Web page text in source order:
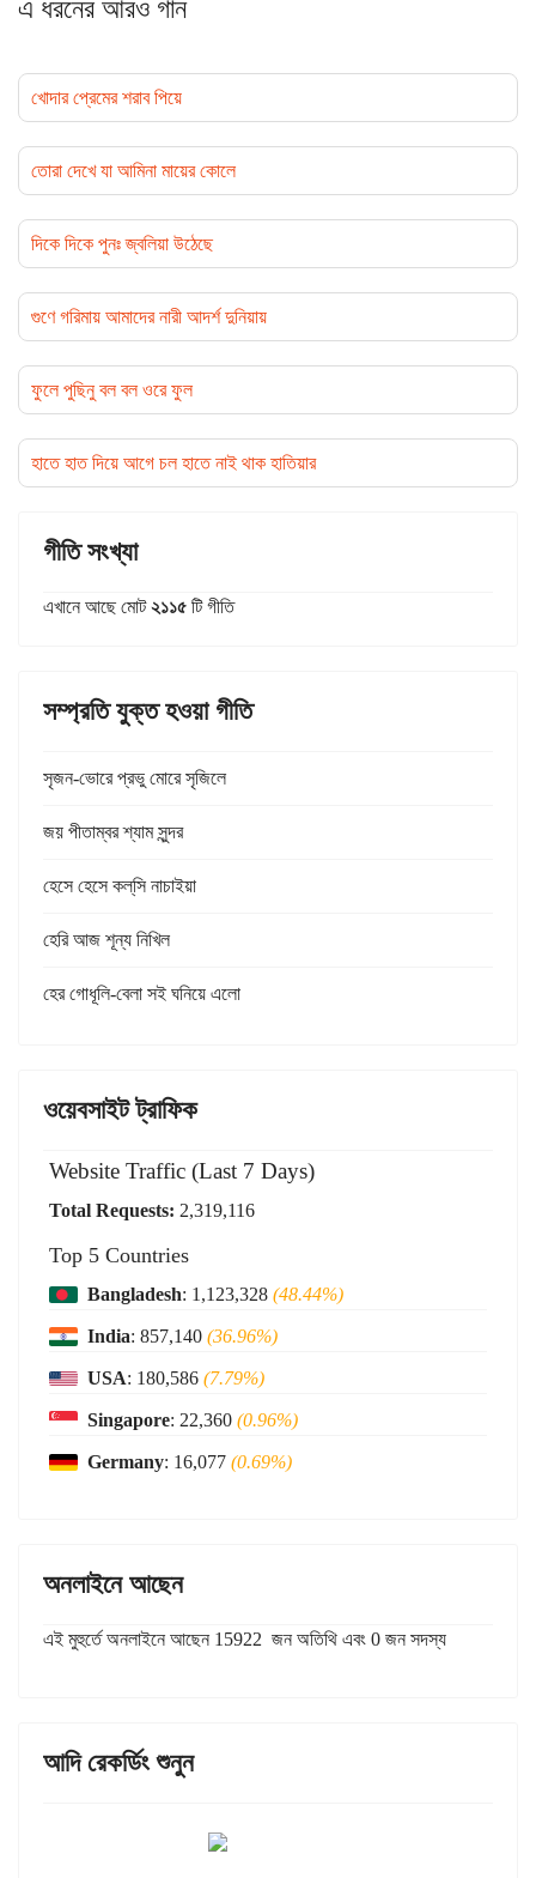
এ ধরনের আরও গান
খোদার প্রেমের শরাব পিয়ে
তোরা দেখে যা আমিনা মায়ের কোলে
দিকে দিকে পুনঃ জ্বলিয়া উঠেছে
গুণে গরিমায় আমাদের নারী আদর্শ দুনিয়ায়
ফুলে পুছিনু বল বল ওরে ফুল
হাতে হাত দিয়ে আগে চল হাতে নাই থাক হাতিয়ার
গীতি সংখ্যা
এখানে আছে মোট২১১৫ টি গীতি
সম্প্রতি যুক্ত হওয়া গীতি
সৃজন-ভোরে প্রভু মোরে সৃজিলে
জয় পীতাম্বর শ্যাম সুন্দর
হেসে হেসে কল্‌সি নাচাইয়া
হেরি আজ শূন্য নিখিল
হের গোধূলি-বেলা সই ঘনিয়ে এলো
ওয়েবসাইট ট্রাফিক
Website Traffic (Last 7 Days)
Total Requests: 2,319,116
Top 5 Countries
Bangladesh: 1,123,328 (48.44%)
India: 857,140 (36.96%)
USA: 180,586 (7.79%)
Singapore: 22,360 (0.96%)
Germany: 16,077 (0.69%)
অনলাইনে আছেন
এই মুহুর্তে অনলাইনে আছেন 15922 জন অতিথি এবং 0 জন সদস্য
আদি রেকর্ডিং শুনুন